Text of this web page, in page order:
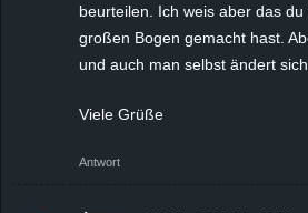
beurteilen. Ich weis aber das
großen Bogen gemacht hast.
und auch man selbst ändert
Viele Grüße
Antwort